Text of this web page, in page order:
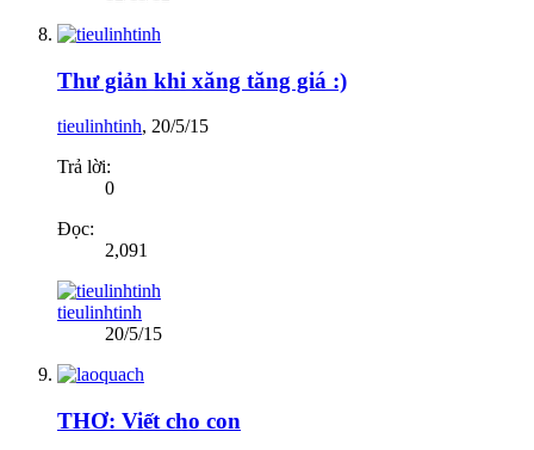
Thư giản khi xăng tăng giá :)
tieulinhtinh, 20/5/15
Trả lời:
0
Đọc:
2,091
tieulinhtinh
20/5/15
THƠ: Viết cho con